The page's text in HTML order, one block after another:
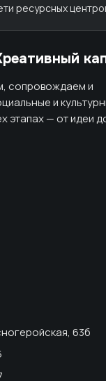
ресурсных
сопровождаем и
и
этапах — от идеи
63б